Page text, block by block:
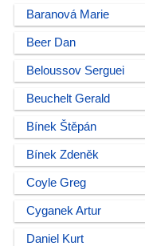
Baranová Marie
Beer Dan
Beloussov Serguei
Beuchelt Gerald
Bínek Štěpán
Bínek Zdeněk
Coyle Greg
Cyganek Artur
Daniel Kurt